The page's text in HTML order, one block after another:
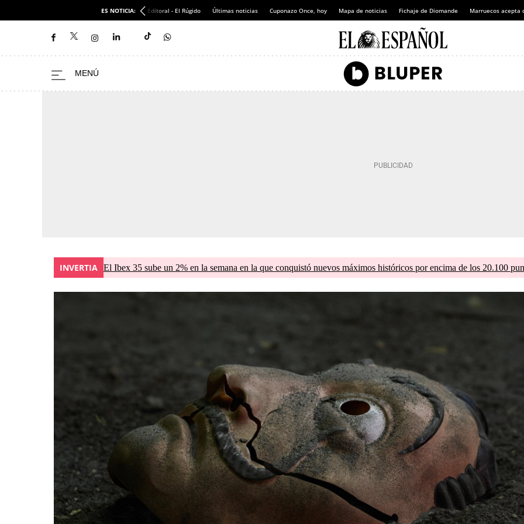
ES NOTICIA: Editoral - El Rúgido Últimas noticias Cuponazo Once, hoy Mapa de noticias Fichaje de Diomande Marruecos acepta
INVERTIA El Ibex 35 sube un 2% en la semana en la que conquistó nuevos máximos históricos por encima de los 20.100